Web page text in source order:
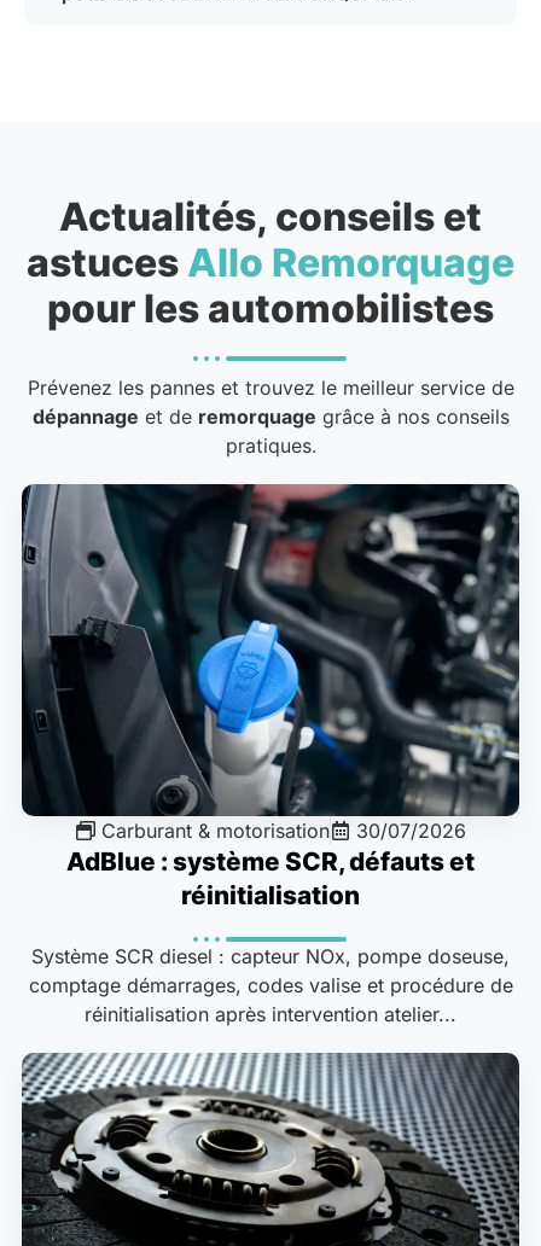
Actualités, conseils et
astuces Allo Remorquage
pour les automobilistes
Prévenez les pannes et trouvez le meilleur service de
dépannage et de remorquage grâce à nos conseils
pratiques.
Carburant & motorisation 30/07/2026
AdBlue : système SCR, défauts et
réinitialisation
Système SCR diesel : capteur NOx, pompe doseuse,
comptage démarrages, codes valise et procédure de
réinitialisation après intervention atelier...